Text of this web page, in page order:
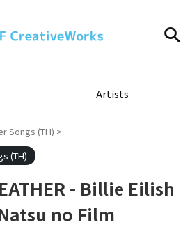
Artists
Songs (TH) >
(TH)
- Billie Eilish
no Film